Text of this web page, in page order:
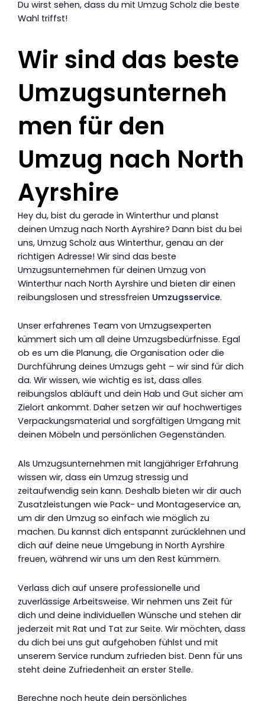
Du wirst sehen, dass du mit Umzug Scholz die beste
Wahl triffst!
Wir sind das beste
Umzugsunterneh
men für den
Umzug nach North
Ayrshire
Hey du, bist du gerade in Winterthur und planst
deinen Umzug nach North Ayrshire? Dann bist du bei
uns, Umzug Scholz aus Winterthur, genau an der
richtigen Adresse! Wir sind das beste
Umzugsunternehmen für deinen Umzug von
Winterthur nach North Ayrshire und bieten dir einen
reibungslosen und stressfreien Umzugsservice.
Unser erfahrenes Team von Umzugsexperten
kümmert sich um all deine Umzugsbedürfnisse. Egal
ob es um die Planung, die Organisation oder die
Durchführung deines Umzugs geht – wir sind für dich
da. Wir wissen, wie wichtig es ist, dass alles
reibungslos abläuft und dein Hab und Gut sicher am
Zielort ankommt. Daher setzen wir auf hochwertiges
Verpackungsmaterial und sorgfältigen Umgang mit
deinen Möbeln und persönlichen Gegenständen.
Als Umzugsunternehmen mit langjähriger Erfahrung
wissen wir, dass ein Umzug stressig und
zeitaufwendig sein kann. Deshalb bieten wir dir auch
Zusatzleistungen wie Pack- und Montageservice an,
um dir den Umzug so einfach wie möglich zu
machen. Du kannst dich entspannt zurücklehnen und
dich auf deine neue Umgebung in North Ayrshire
freuen, während wir uns um den Rest kümmern.
Verlass dich auf unsere professionelle und
zuverlässige Arbeitsweise. Wir nehmen uns Zeit für
dich und deine individuellen Wünsche und stehen dir
jederzeit mit Rat und Tat zur Seite. Wir möchten, dass
du dich bei uns gut aufgehoben fühlst und mit
unserem Service rundum zufrieden bist. Denn für uns
steht deine Zufriedenheit an erster Stelle.
Berechne noch heute dein persönliches